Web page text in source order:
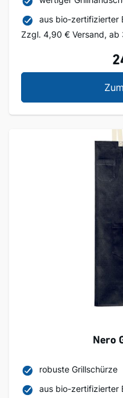
aus bio-zertifizierter
Zzgl. 4,90 € Versand,
Nero
robuste Grillschürze
aus bio-zertifizierter